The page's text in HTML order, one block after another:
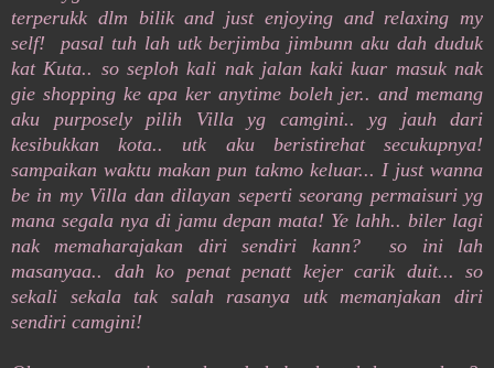
terperukk dlm bilik and just enjoying and relaxing my
self! pasal tuh lah utk berjimba jimbunn aku dah duduk
kat Kuta.. so seploh kali nak jalan kaki kuar masuk nak
gie shopping ke apa ker anytime boleh jer.. and memang
aku purposely pilih Villa yg camgini.. yg jauh dari
kesibukkan kota.. utk aku beristirehat secukupnya!
sampaikan waktu makan pun takmo keluar... I just wanna
be in my Villa dan dilayan seperti seorang permaisuri yg
mana segala nya di jamu depan mata! Ye lahh.. biler lagi
nak memaharajakan diri sendiri kann? so ini lah
masanyaa.. dah ko penat penatt kejer carik duit... so
sekali sekala tak salah rasanya utk memanjakan diri
sendiri camgini!